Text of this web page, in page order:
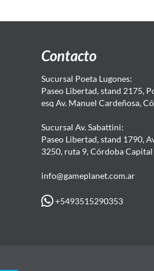
Contacto
Sucursal Poeta Lugones:
Paseo Libertad, stand 2175,
esq Av. Manuel Cardeñosa,
Sucursal Av. Sabattini:
Paseo Libertad, stand 1790,
3250, ruta 9, Córdoba Capital
info@gameplanet.com.ar
+5493515290353